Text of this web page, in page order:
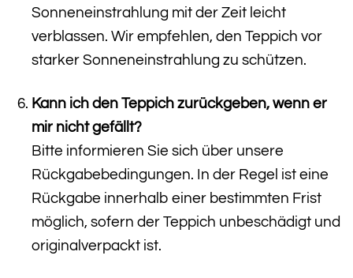
Sonneneinstrahlung mit der Zeit leicht
verblassen. Wir empfehlen, den Teppich vor
starker Sonneneinstrahlung zu schützen.
Kann ich den Teppich zurückgeben, wenn er
mir nicht gefällt?
Bitte informieren Sie sich über unsere
Rückgabebedingungen. In der Regel ist eine
Rückgabe innerhalb einer bestimmten Frist
möglich, sofern der Teppich unbeschädigt und
originalverpackt ist.